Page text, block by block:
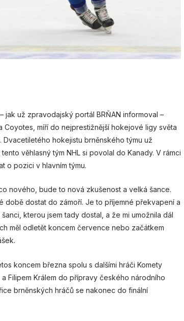
už zpravodajský portál BRŇAN informoval –
míří do nejprestižnější hokejové ligy světa
hokejistu brněnského týmu už
věhlasný tým NHL si povolal do Kanady. V rámci
o pozici v hlavním týmu.
nového, bude to nová zkušenost a velká šance.
dostat do zámoří. Je to příjemné překvapení a
kterou jsem tady dostal, a že mi umožnila dál
měl odletět koncem července nebo začátkem
koncem března spolu s dalšími hráči Komety
Filipem Králem do přípravy českého národního
brněnských hráčů se nakonec do finální